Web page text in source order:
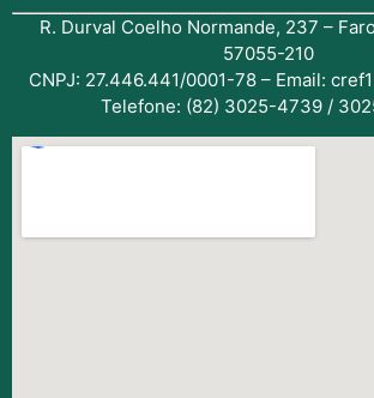
R. Durval Coelho Normande, 237 –
57055-210
CNPJ: 27.446.441/0001-78 – Email:
Telefone: (82) 3025-4739 /